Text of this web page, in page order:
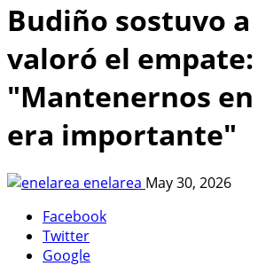
Budiño sostuvo a
valoró el empate:
"Mantenernos
era importante"
enelarea May 30, 2026
Facebook
Twitter
Google